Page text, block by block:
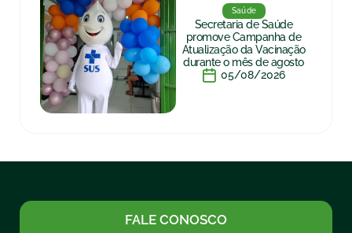
Saúde
Secretaria de Saúde
promove Campanha de
Atualização da Vacinação
durante o mês de agosto
05/08/2026
FALE CONOSCO